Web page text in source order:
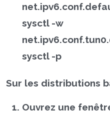
sysctl -w
sysctl -p
Sur les distributions
Ouvrez une